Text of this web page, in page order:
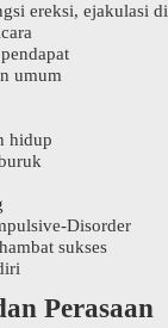
ereksi, ejakulasi
umum
hidup
Disorder
sukses
Perasaan